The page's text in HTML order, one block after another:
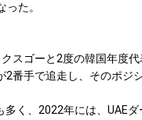
た。
ゴーと2度の韓国年度
手で追走し、そのポジ
、2022年には、UAE